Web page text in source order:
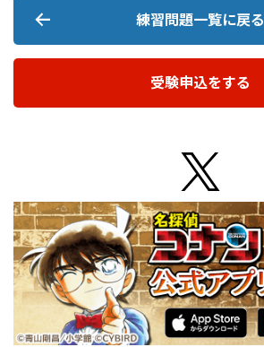
練習問題一覧に戻る
受験申込をする